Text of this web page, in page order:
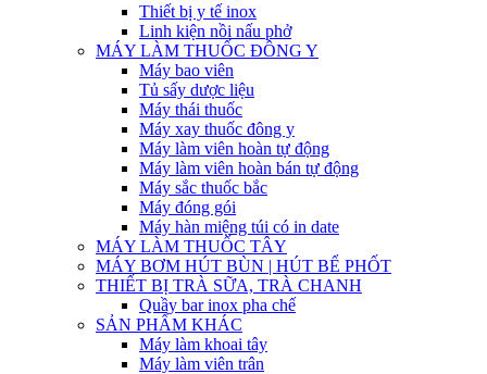
Thiết bị y tế inox
Linh kiện nồi nấu phở
MÁY LÀM THUỐC ĐÔNG Y
Máy bao viên
Tủ sấy dược liệu
Máy thái thuốc
Máy xay thuốc đông y
Máy làm viên hoàn tự động
Máy làm viên hoàn bán tự động
Máy sắc thuốc bắc
Máy đóng gói
Máy hàn miệng túi có in date
MÁY LÀM THUỐC TÂY
MÁY BƠM HÚT BÙN | HÚT BỂ PHỐT
THIẾT BỊ TRÀ SỮA, TRÀ CHANH
Quầy bar inox pha chế
SẢN PHẨM KHÁC
Máy làm khoai tây
Máy làm viên trân